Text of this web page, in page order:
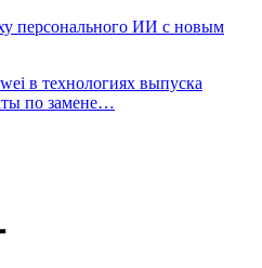
персонального ИИ с новым
в технологиях выпуска
по замене…